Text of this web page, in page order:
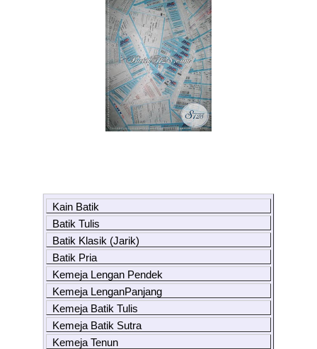
Kain Batik
Batik Tulis
Batik Klasik (Jarik)
Batik Pria
Kemeja Lengan Pendek
Kemeja LenganPanjang
Kemeja Batik Tulis
Kemeja Batik Sutra
Kemeja Tenun